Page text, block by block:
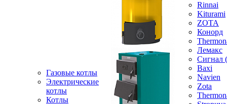
Газовые котлы
Электрические
котлы
Котлы
Rinnai
Kiturami
ZOTA
Конорд
Лемакс
Baxi
Navien
Zota